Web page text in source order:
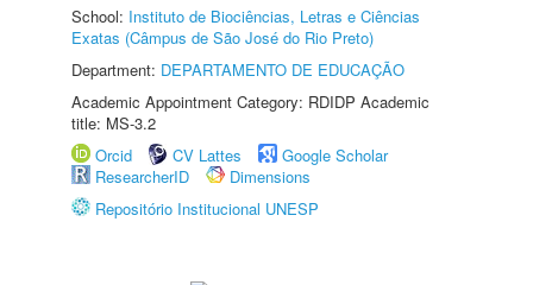
School: Instituto de Biociências, Letras e Ciências
Exatas (Câmpus de São José do Rio Preto)
Department: DEPARTAMENTO DE EDUCAÇÃO
Academic Appointment Category: RDIDP Academic
title: MS-3.2
Orcid
CV Lattes
Google Scholar
ResearcherID
Dimensions
Repositório Institucional UNESP